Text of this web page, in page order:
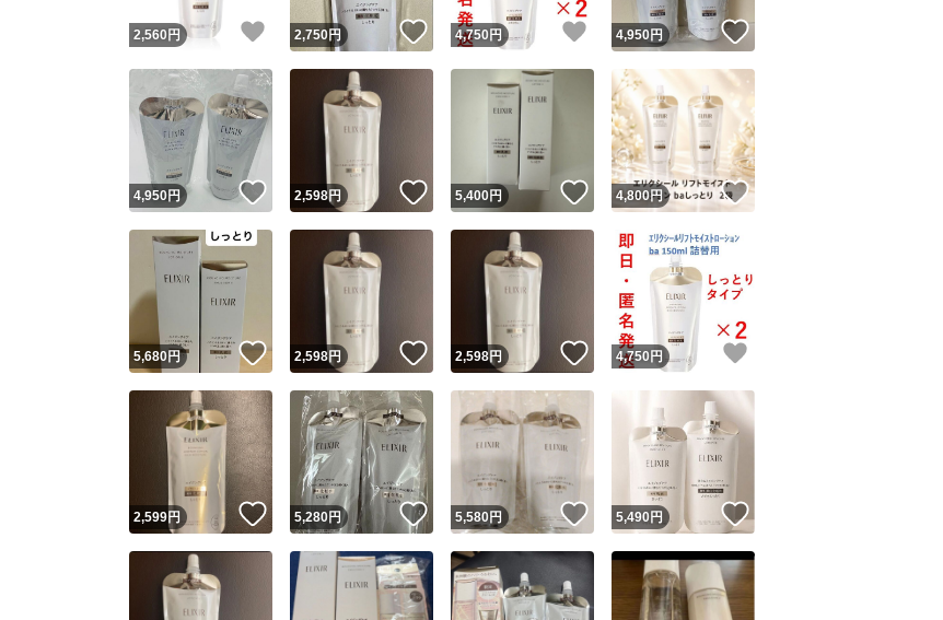
2,560 円 いいね！
2,750円 いいね！
4,750 円 いいね！
4,950円
4,950円 いいね！
2,598円 いいね！
5,400円 いいね！
4,800円 いいね！
5,680円 いいね！
2,598円 いいね！
2,598円 いいね！
4,750 円
2,599円 いいね！
5,280円 いいね！
5,580円 いいね！
5,490円